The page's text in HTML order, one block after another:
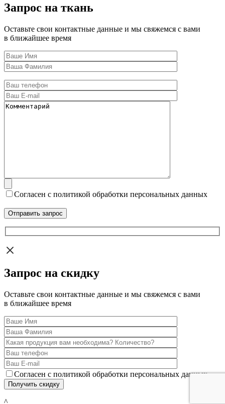
Запрос на ткань
Оставьте свои контактные данные и мы свяжемся с вами
в ближайшее время
Согласен с политикой обработки персональных данных
Запрос на скидку
Оставьте свои контактные данные и мы свяжемся с вами
в ближайшее время
Согласен с политикой обработки персональных данных
^